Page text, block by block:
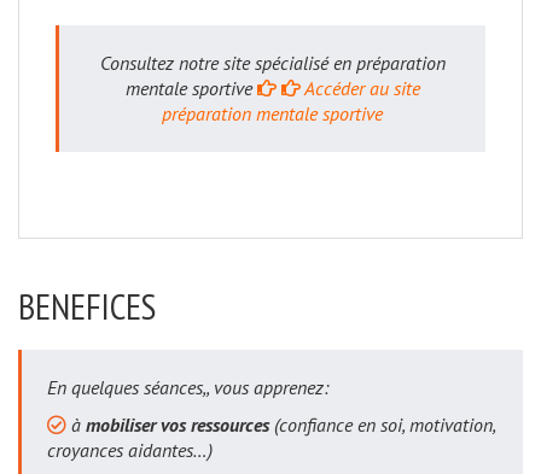
Consultez notre site spécialisé en préparation
mentale sportive
Accéder au site
préparation mentale sportive
BENEFICES
En quelques séances,, vous apprenez:
à mobiliser vos ressources(confiance en soi, motivation,
croyances aidantes…)